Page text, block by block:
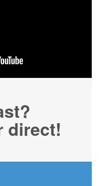
direct!